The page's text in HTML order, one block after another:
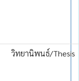
วิทยานิพนธ์/Thesis